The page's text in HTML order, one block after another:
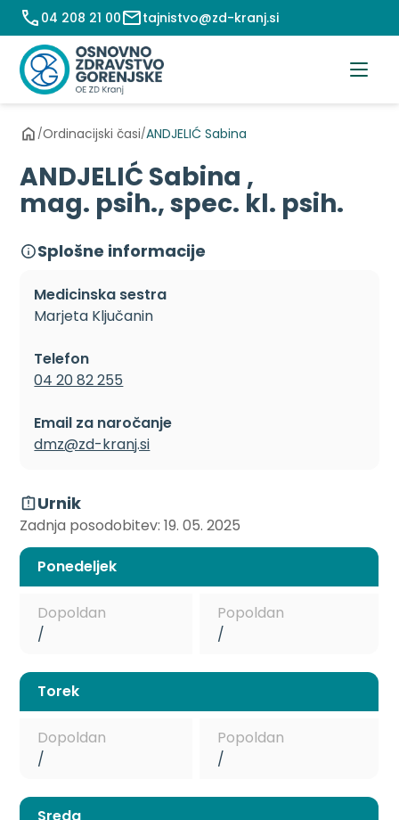
Preskoči
na
vsebino
04 208 21 00 tajnistvo@zd-kranj.si
/Ordinacijski časi/ANDJELIĆ Sabina
ANDJELIĆ Sabina ,
mag. psih., spec. kl. psih.
Splošne informacije
Medicinska sestra
Marjeta Ključanin
Telefon
04 20 82 255
Email za naročanje
dmz@zd-kranj.si
Urnik
Zadnja posodobitev: 19. 05. 2025
Ponedeljek
Dopoldan
/
Popoldan
/
Torek
Dopoldan
/
Popoldan
/